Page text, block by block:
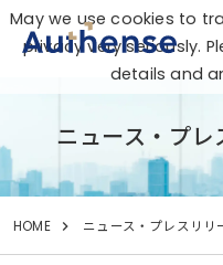
ニュース・プレ
HOME ニュース・プレスリリ
May we use cookies to
privacy very seriously.
details and